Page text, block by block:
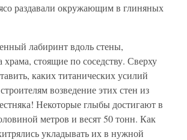
раздавали окружающим в глиняных
лабиринт вдоль стены,
стоящие по соседству. Сверху
каких титанических усилий
возведение этих стен из
Некоторые глыбы достигают в
метров и весят 50 тонн. Как
укладывать их в нужной